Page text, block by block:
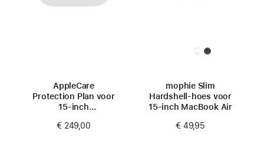
AppleCare
Protection Plan voor
15‑inch
€ 249,00
mophie Slim
Hardshell-hoes voor
15‑inch MacBook Air
€ 49,95